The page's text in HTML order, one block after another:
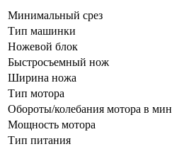
Минимальный срез
Тип машинки
Ножевой блок
Быстросъемный нож
Ширина ножа
Тип мотора
Обороты/колебания мотора в мин
Мощность мотора
Тип питания